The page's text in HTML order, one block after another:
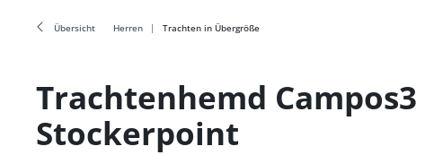
Übersicht Herren Trachten in Übergröße
Trachtenhemd
Stockerpoint